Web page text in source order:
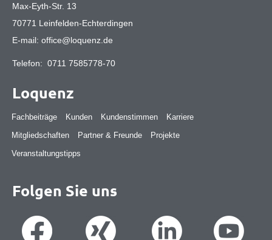
Max-Eyth-Str. 13
70771 Leinfelden-Echterdingen
E-mail: office@loquenz.de
Telefon: 0711 7585778-70
Loquenz
Fachbeiträge Kunden Kundenstimmen
Karriere
Mitgliedschaften
Partner & Freunde
Projekte
Veranstaltungstipps
Folgen Sie uns